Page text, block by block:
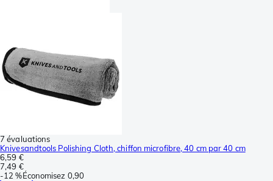
7 évaluations
Knivesandtools Polishing Cloth, chiffon microfibre, 40 cm par 40 cm
6,59 €
7,49 €
-12 %Économisez 0,90